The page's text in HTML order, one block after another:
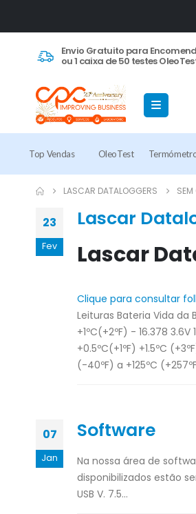
Envio Gratuito para
ou 1 caixa de 50 testes
Top Vendas OleoTest
LASCAR DATALOGGERS
23
Fev
Lascar
Lascar
Clique para consultar
Leituras Bateria Vida da
+1ºC(+2ºF) - 16.378 3.6V
+0.5ºC(+1ºF) +1.5ºC
(-40ºF) a +125ºC
07
Jan
Software
Na nossa área de
disponibilizados estão
USB V. 7.5...